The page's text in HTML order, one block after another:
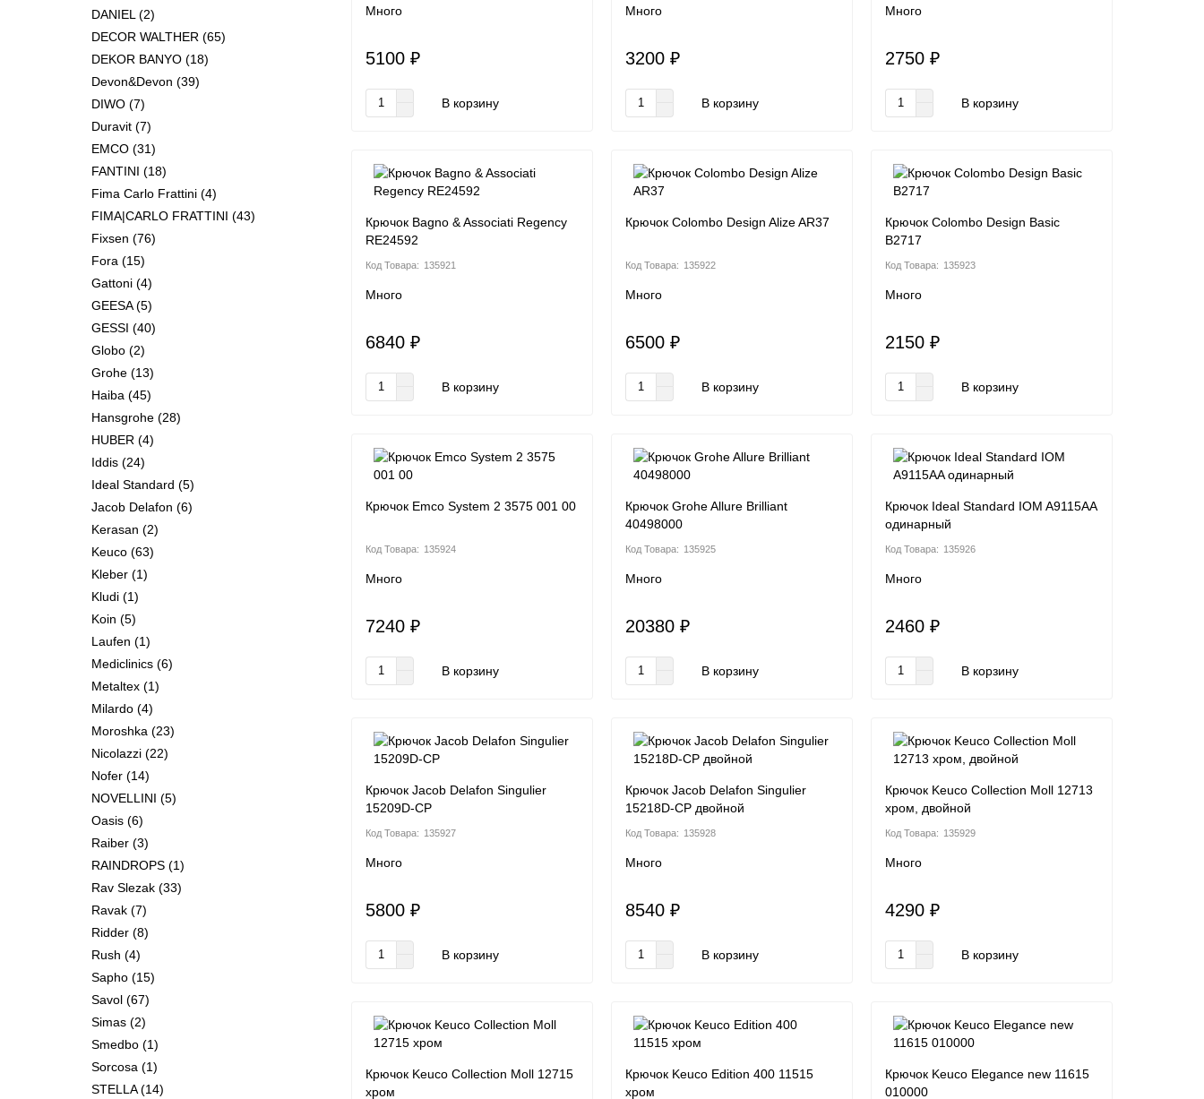
DANIEL (2)
DECOR WALTHER (65)
DEKOR BANYO (18)
Devon&Devon (39)
DIWO (7)
Duravit (7)
EMCO (31)
FANTINI (18)
Fima Carlo Frattini (4)
FIMA|CARLO FRATTINI (43)
Fixsen (76)
Fora (15)
Gattoni (4)
GEESA(5)
GESSI (40)
Globo (2)
Grohe (13)
Haiba (45)
Hansgrohe (28)
HUBER (4)
Iddis (24)
Ideal Standard (5)
Jacob Delafon (6)
Kerasan (2)
Keuco (63)
Kleber (1)
Kludi (1)
Koin (5)
Laufen (1)
Mediclinics (6)
Metaltex (1)
Milardo (4)
Moroshka (23)
Nicolazzi (22)
Nofer (14)
NOVELLINI (5)
Oasis (6)
Raiber (3)
RAINDROPS (1)
Rav Slezak (33)
Ravak (7)
Ridder (8)
Rush (4)
Sapho (15)
Savol (67)
Simas (2)
Smedbo (1)
Sorcosa (1)
STELLA(14)
Много
5100 ₽
В корзину
Много
3200 ₽
В корзину
Много
2750 ₽
В корзину
Крючок Bagno & Associati Regency
RE24592
135921
Много
6840 ₽
В корзину
Крючок Colombo Design Alize AR37
135922
Много
6500 ₽
В корзину
Крючок Colombo Design Basic
B2717
135923
Много
2150 ₽
В корзину
Крючок Emco System 2 3575 001 00
135924
Много
7240 ₽
В корзину
Крючок Grohe Allure Brilliant
40498000
135925
Много
20380 ₽
В корзину
Крючок Ideal Standard IOM A9115AA
одинарный
135926
Много
2460 ₽
В корзину
Крючок Jacob Delafon Singulier
15209D-CP
135927
Много
5800 ₽
В корзину
Крючок Jacob Delafon Singulier
15218D-CP двойной
135928
Много
8540 ₽
В корзину
Крючок Keuco Collection Moll 12713
хром, двойной
135929
Много
4290 ₽
В корзину
Крючок Keuco Collection Moll 12715
хром
Крючок Keuco Edition 400 11515
хром
Крючок Keuco Elegance new 11615
010000